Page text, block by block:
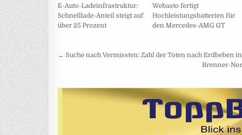
E-Auto-Ladeinfrastruktur:
Schnelllade-Anteil steigt auf
über 25 Prozent
Webasto fertigt
Hochleistungsbatterien für
den Mercedes-AMG GT
Beitragsnavigation
← Suche nach Vermissten: Zahl der Toten nach Erdbeben
Brenner-